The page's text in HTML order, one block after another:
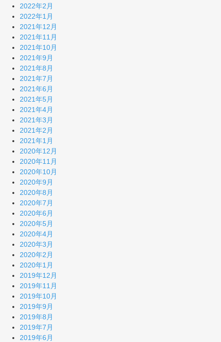
2022年2月
2022年1月
2021年12月
2021年11月
2021年10月
2021年9月
2021年8月
2021年7月
2021年6月
2021年5月
2021年4月
2021年3月
2021年2月
2021年1月
2020年12月
2020年11月
2020年10月
2020年9月
2020年8月
2020年7月
2020年6月
2020年5月
2020年4月
2020年3月
2020年2月
2020年1月
2019年12月
2019年11月
2019年10月
2019年9月
2019年8月
2019年7月
2019年6月